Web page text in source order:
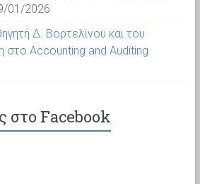
01/2026
Δ. Βορτελίνου και του
στο Accounting and Auditing
στο Facebook